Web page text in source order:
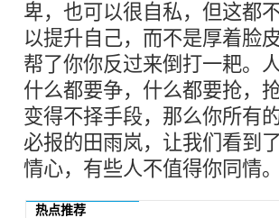
卑，也可以很自私，但这都
以提升自己，而不是厚着脸
帮了你你反过来倒打一耙。
什么都要争，什么都要抢，
变得不择手段，那么你所有
必报的田雨岚，让我们看到
情心，有些人不值得你同情。
热点推荐